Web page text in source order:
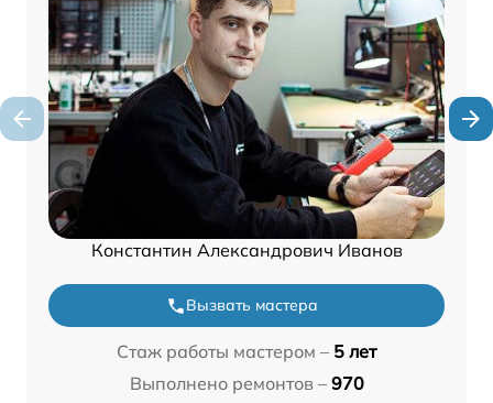
Константин Александрович Иванов
Вызвать мастера
Стаж работы мастером – 5 лет
Выполнено ремонтов – 970